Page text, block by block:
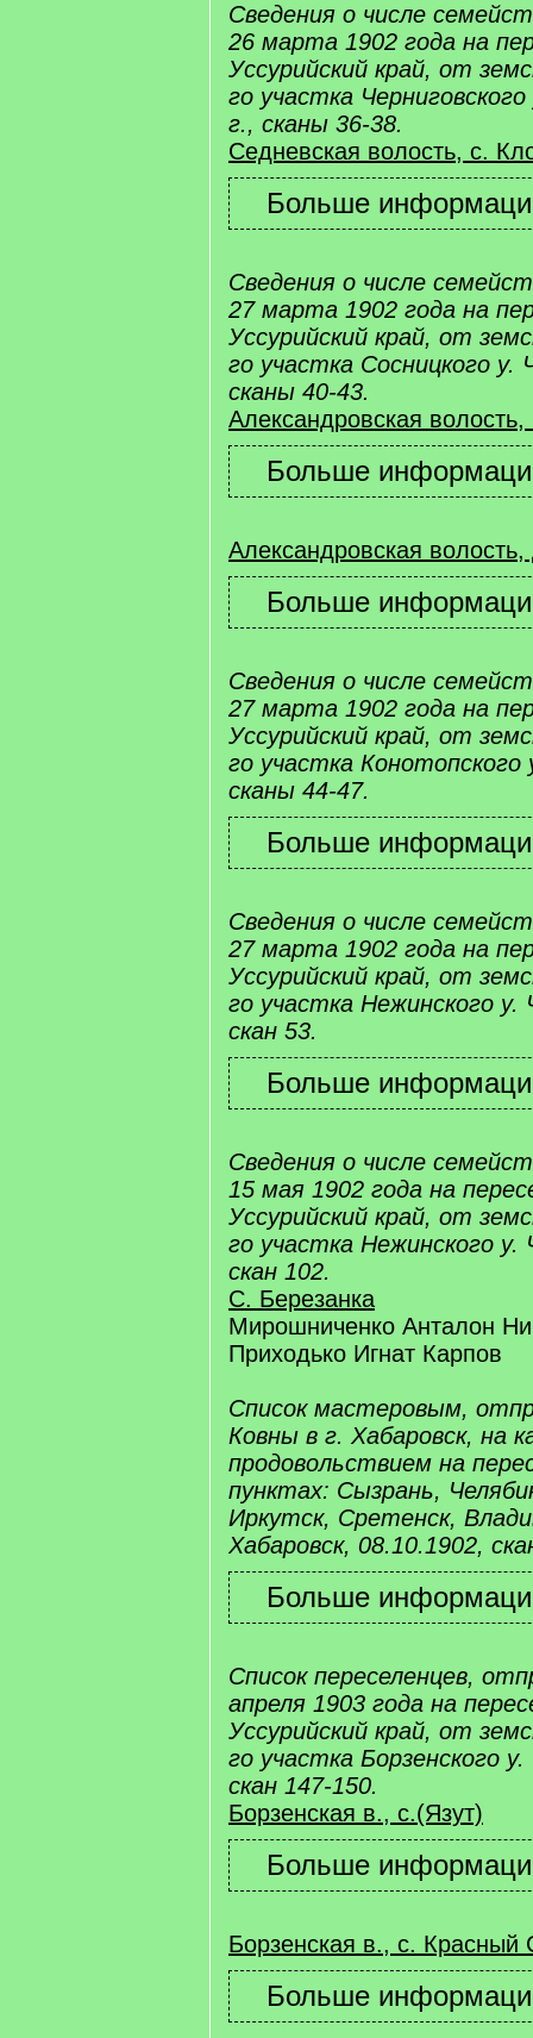
Сведения о числе
26 марта 1902 года на
Уссурийский край, от
го участка
г., сканы 36-38.
Седневская волость, с.
Сведения о числе
27 марта 1902 года на
Уссурийский край, от
го участка Сосницкого у.
сканы 40-43.
Александровская
Александровская
Сведения о числе
27 марта 1902 года на
Уссурийский край, от
го участка Конотопского
сканы 44-47.
Сведения о числе
27 марта 1902 года на
Уссурийский край, от
го участка Нежинского у.
скан 53.
Сведения о числе
15 мая 1902 года на
Уссурийский край, от
го участка Нежинского у.
скан 102.
С. Березанка
Мирошниченко Анталон
Приходько Игнат Карпов
Список мастеровым,
Ковны в г. Хабаровск, на
продовольствием на
пунктах: Сызрань,
Иркутск, Сретенск,
Хабаровск, 08.10.1902,
Список переселенцев,
апреля 1903 года на
Уссурийский край, от
го участка Борзенского
скан 147-150.
Борзенская в., с.(Язут)
Борзенская в., с. Красный